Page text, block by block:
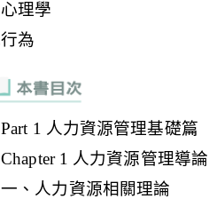
Part 1 人力資源管理基礎篇
Chapter 1 人力資源管理導論
一、人力資源相關理論